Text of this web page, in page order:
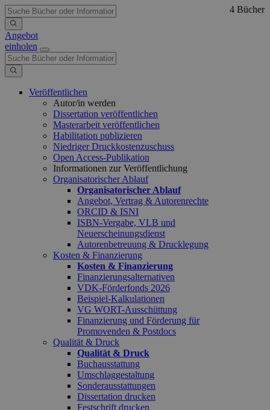
Angebot
einholen
Veröffentlichen
Autor/in werden
Dissertation veröffentlichen
Masterarbeit veröffentlichen
Habilitation publizieren
Niedriger Druckkostenzuschuss
Open Access-Publikation
Informationen zur Veröffentlichung
Organisatorischer Ablauf
Organisatorischer Ablauf
Angebot, Vertrag & Autorenrechte
ORCID & ISNI
ISBN-Vergabe, VLB und
Neuerscheinungsdienst
Autorenbetreuung & Drucklegung
Kosten & Finanzierung
Kosten & Finanzierung
Finanzierungsalternativen
VDK-Förderfonds 2026
Beispiel-Kalkulationen
VG WORT-Ausschüttung
Finanzierung und Förderung für
Promovenden & Postdocs
Qualität & Druck
Qualität & Druck
Buchausstattung
Umschlaggestaltung
Sonderausstattungen
Dissertation drucken
Festschrift drucken
4 Bücher